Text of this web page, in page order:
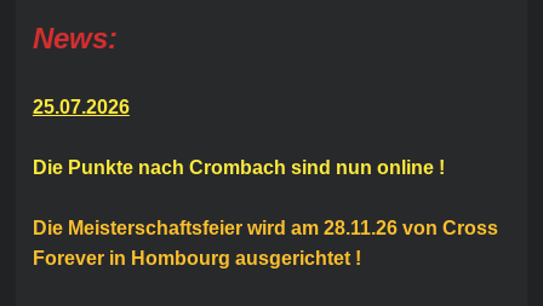
News:
25.07.2026
Die Punkte nach Crombach sind nun online !
Die Meisterschaftsfeier wird am 28.11.26 von Cross
Forever in Hombourg ausgerichtet !